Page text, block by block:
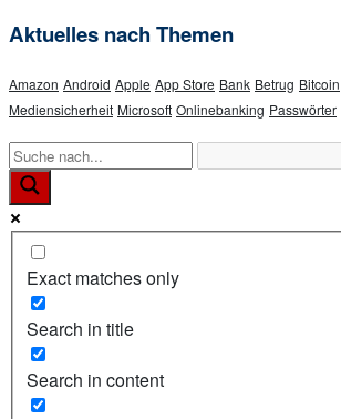
Aktuelles nach Themen
Amazon Android Apple App Store Bank Betrug Bitcoin
Mediensicherheit Microsoft Onlinebanking Passwörter
Exact matches only
Search in title
Search in content